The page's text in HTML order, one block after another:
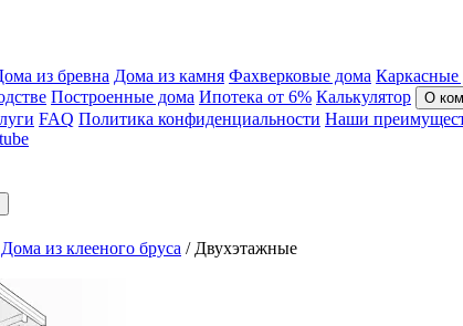
из бревна Дома из камня Фахверковые дома Каркасные
Построенные дома Ипотека от 6% Калькулятор О
FAQ Политика конфиденциальности Наши
Дома из клееного бруса / Двухэтажные